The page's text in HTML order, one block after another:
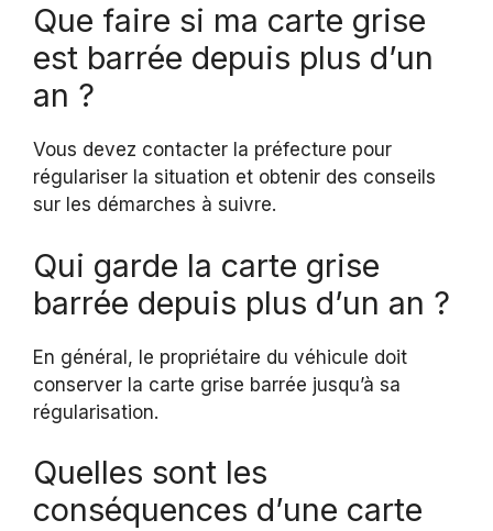
Que faire si ma carte grise
est barrée depuis plus d’un
an ?
Vous devez contacter la préfecture pour
régulariser la situation et obtenir des conseils
sur les démarches à suivre.
Qui garde la carte grise
barrée depuis plus d’un an ?
En général, le propriétaire du véhicule doit
conserver la carte grise barrée jusqu’à sa
régularisation.
Quelles sont les
conséquences d’une carte